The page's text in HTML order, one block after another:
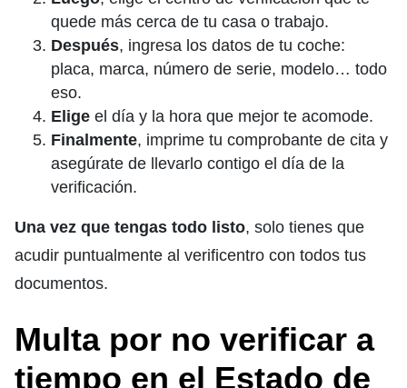
quede más cerca de tu casa o trabajo.
Después, ingresa los datos de tu coche:
placa, marca, número de serie, modelo… todo
eso.
Elige el día y la hora que mejor te acomode.
Finalmente, imprime tu comprobante de cita y
asegúrate de llevarlo contigo el día de la
verificación.
Una vez que tengas todo listo, solo tienes que
acudir puntualmente al verificentro con todos tus
documentos.
Multa por no verificar a
tiempo en el Estado de